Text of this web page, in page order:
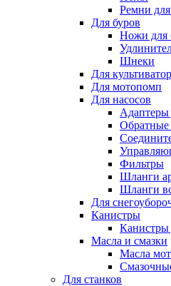
Ремни
Для буров
Ножи для
Шнеки
Для
Для мотопомп
Для насосов
Адаптеры
Фильтры
Шланги
Шланги
Для
Канистры
Канистры
Масла и смазки
Масла
Для станков